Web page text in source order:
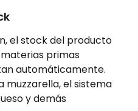
el stock del producto
primas
automáticamente.
muzzarella, el sistema
y demás